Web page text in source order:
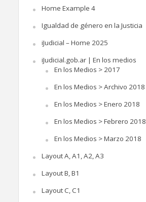
Home Example 4
Igualdad de género en la Justicia
iJudicial – Home 2025
iJudicial.gob.ar | En los medios
En los Medios > 2017
En los Medios > Archivo 2018
En los Medios > Enero 2018
En los Medios > Febrero 2018
En los Medios > Marzo 2018
Layout A, A1, A2, A3
Layout B, B1
Layout C, C1